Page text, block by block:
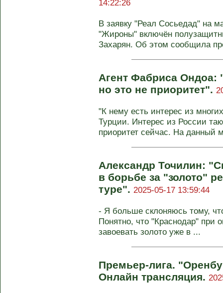
14:22:26
В заявку "Реал Сосьедад" на
"Жироны" включён
Захарян. Об этом сообщила
Агент Фабриса Ондоа:
но это не приоритет".
"К нему есть интерес из
Турции. Интерес из России
приоритет сейчас. На данный
Александр Точилин:
в борьбе за "золото"
туре". 2025-05-17 13:59:44
- Я больше склоняюсь тому,
Понятно, что "Краснодар" при
завоевать золото уже в ...
Премьер-лига.
Онлайн трансляция.